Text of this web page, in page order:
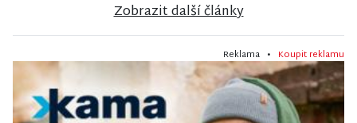
Zobrazit další články
Reklama • Koupit reklamu